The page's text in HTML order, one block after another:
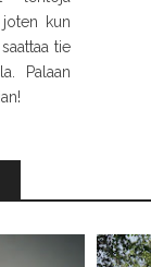
kun
tie
Palaan